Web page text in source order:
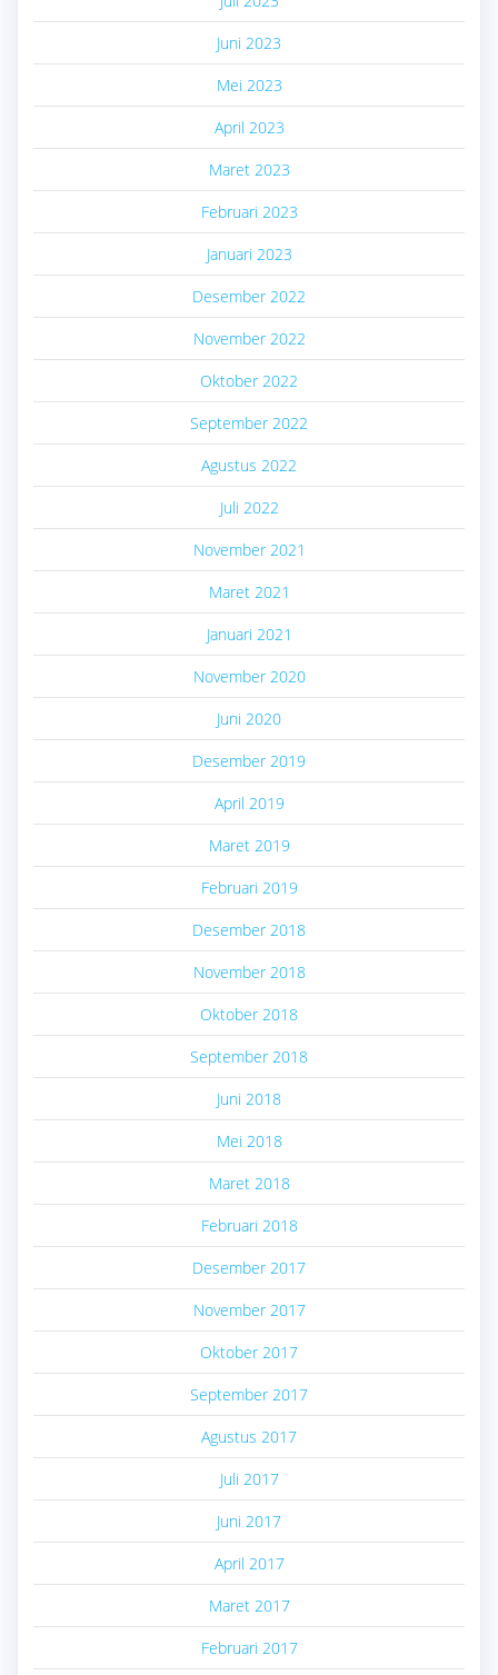
Juni 2023
Mei 2023
April 2023
Maret 2023
Februari 2023
Januari 2023
Desember 2022
November 2022
Oktober 2022
September 2022
Agustus 2022
Juli 2022
November 2021
Maret 2021
Januari 2021
November 2020
Juni 2020
Desember 2019
April 2019
Maret 2019
Februari 2019
Desember 2018
November 2018
Oktober 2018
September 2018
Juni 2018
Mei 2018
Maret 2018
Februari 2018
Desember 2017
November 2017
Oktober 2017
September 2017
Agustus 2017
Juli 2017
Juni 2017
April 2017
Maret 2017
Februari 2017